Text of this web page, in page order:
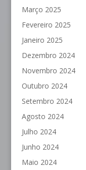
Março 2025
Fevereiro 2025
Janeiro 2025
Dezembro 2024
Novembro 2024
Outubro 2024
Setembro 2024
Agosto 2024
Julho 2024
Junho 2024
Maio 2024